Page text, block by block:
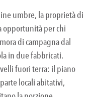
umbre, la proprietà di
opportunità per chi
di campagna dal
in due fabbricati.
fuori terra: il piano
locali abitativi,